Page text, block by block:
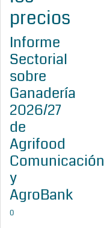
precios
Informe
Sectorial
sobre
Ganadería
2026/27
de
Agrifood
Comunicación
y
AgroBank
0